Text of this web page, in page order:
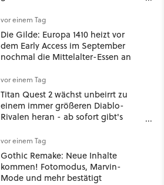
vor einem Tag
Die Gilde: Europa 1410 heizt vor
dem Early Access im September
nochmal die Mittelalter-Essen an
vor einem Tag
Titan Quest 2 wächst unbeirrt zu
einem immer größeren Diablo-
Rivalen heran - ab sofort gibt's
Klasse
vor einem Tag
Gothic Remake: Neue Inhalte
kommen! Fotomodus, Marvin-
Mode und mehr bestätigt